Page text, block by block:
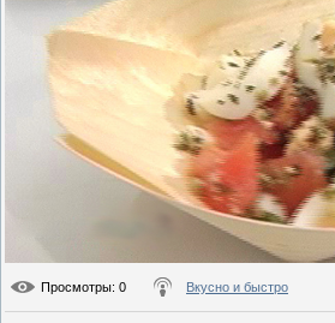
Просмотры: 0 Вкусно и быстро